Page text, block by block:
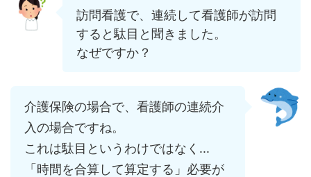
訪問看護で、連続して看護師が訪問
すると駄目と聞きました。
なぜですか？
介護保険の場合で、看護師の連続介
入の場合ですね。
これは駄目というわけではなく...
「時間を合算して算定する」必要が